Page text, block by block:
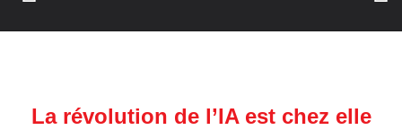
La révolution de l’IA est chez elle